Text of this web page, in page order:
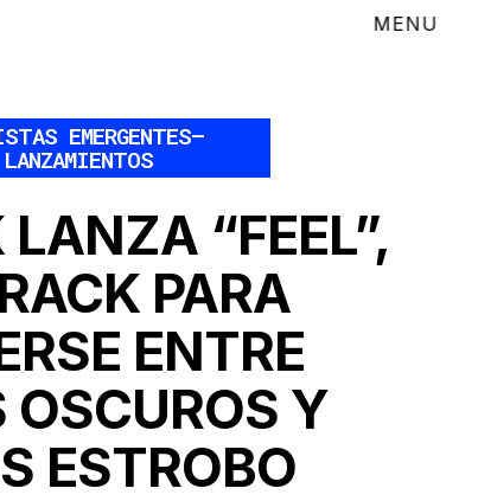
EMERGENTES–
LANZAMIENTOS
“FEEL”,
PARA
ENTRE
OSCUROS Y
ESTROBO